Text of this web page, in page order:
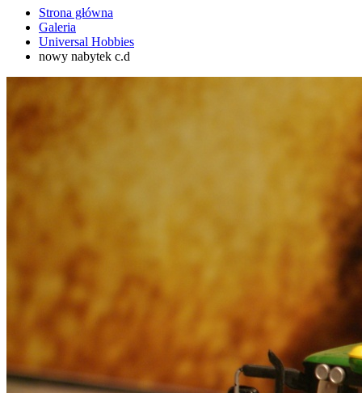
Strona główna
Galeria
Universal Hobbies
nowy nabytek c.d